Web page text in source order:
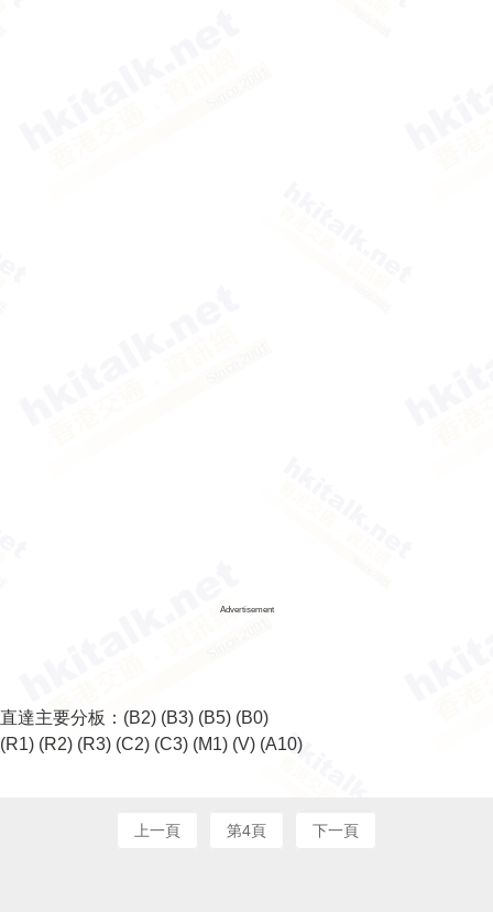
Advertisement
直達主要分板： (B2) (B3) (B5) (B0)
(R1) (R2) (R3) (C2) (C3) (M1) (V) (A10)
上一頁 第4頁 下一頁